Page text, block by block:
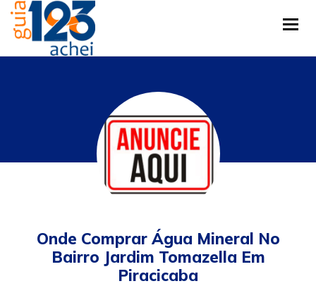
Onde Comprar Água Mineral No
Bairro Jardim Tomazella Em
Piracicaba